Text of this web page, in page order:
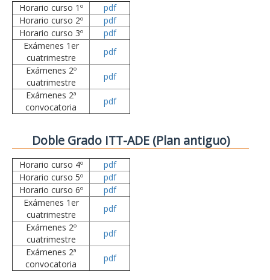
Horario curso 1º
pdf
Horario curso 2º
pdf
Horario curso 3º
pdf
Exámenes 1er
cuatrimestre
pdf
Exámenes 2º
cuatrimestre
pdf
Exámenes 2ª
convocatoria
pdf
Doble Grado ITT-ADE (Plan antiguo)
Horario curso 4º
pdf
Horario curso 5º
pdf
Horario curso 6º
pdf
Exámenes 1er
cuatrimestre
pdf
Exámenes 2º
cuatrimestre
pdf
Exámenes 2ª
convocatoria
pdf